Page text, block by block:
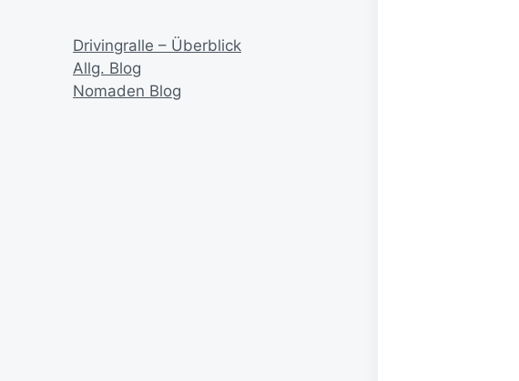
Drivingralle – Überblick
Allg. Blog
Nomaden Blog